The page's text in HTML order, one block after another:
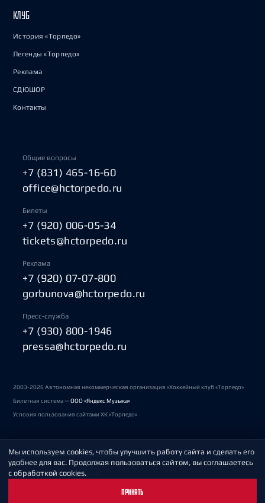
КЛУБ
История «Торпедо»
Легенды «Торпедо»
Реклама
СДЮШОР
Контакты
Общие вопросы
+7 (831) 465-16-60
office@hctorpedo.ru
Билеты
+7 (920) 006-05-34
tickets@hctorpedo.ru
Реклама
+7 (920) 07-07-800
gorbunova@hctorpedo.ru
Пресс-служба
+7 (930) 800-1946
pressa@hctorpedo.ru
2003-2026 Автономная некоммерческая организация «Хоккейный клуб «Торпедо»
Билетная система —ООО «Яндекс Музыка»
Условия пользования сайтами ХК «Торпедо»
Политика обработки персональных данных
Пользовательское соглашение
Мы используем cookies, чтобы улучшить работу сайта и сделать его
удобнее для вас. Продолжая пользоваться сайтом, вы соглашаетесь
с обработкой cookies.
ПРИНЯТЬ